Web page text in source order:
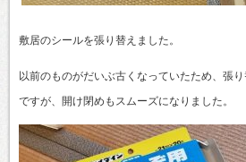
敷居のシールを張り替えました。
以前のものがだいぶ古くなっていたため、張
ですが、開け閉めもスムーズになりました。